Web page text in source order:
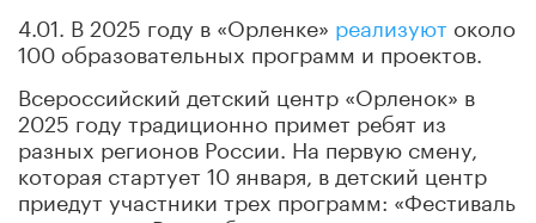
4.01. В 2025 году в «Орленке» реализуют около
100 образовательных программ и проектов.
Всероссийский детский центр «Орленок» в
2025 году традиционно примет ребят из
разных регионов России. На первую смену,
которая стартует 10 января, в детский центр
приедут участники трех программ: «Фестиваль